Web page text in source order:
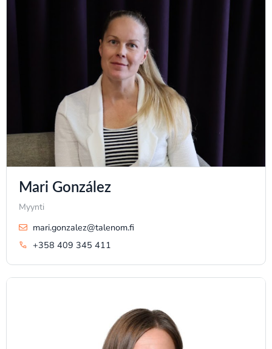
Mari González
Myynti
mari.gonzalez@talenom.fi
+358 409 345 411